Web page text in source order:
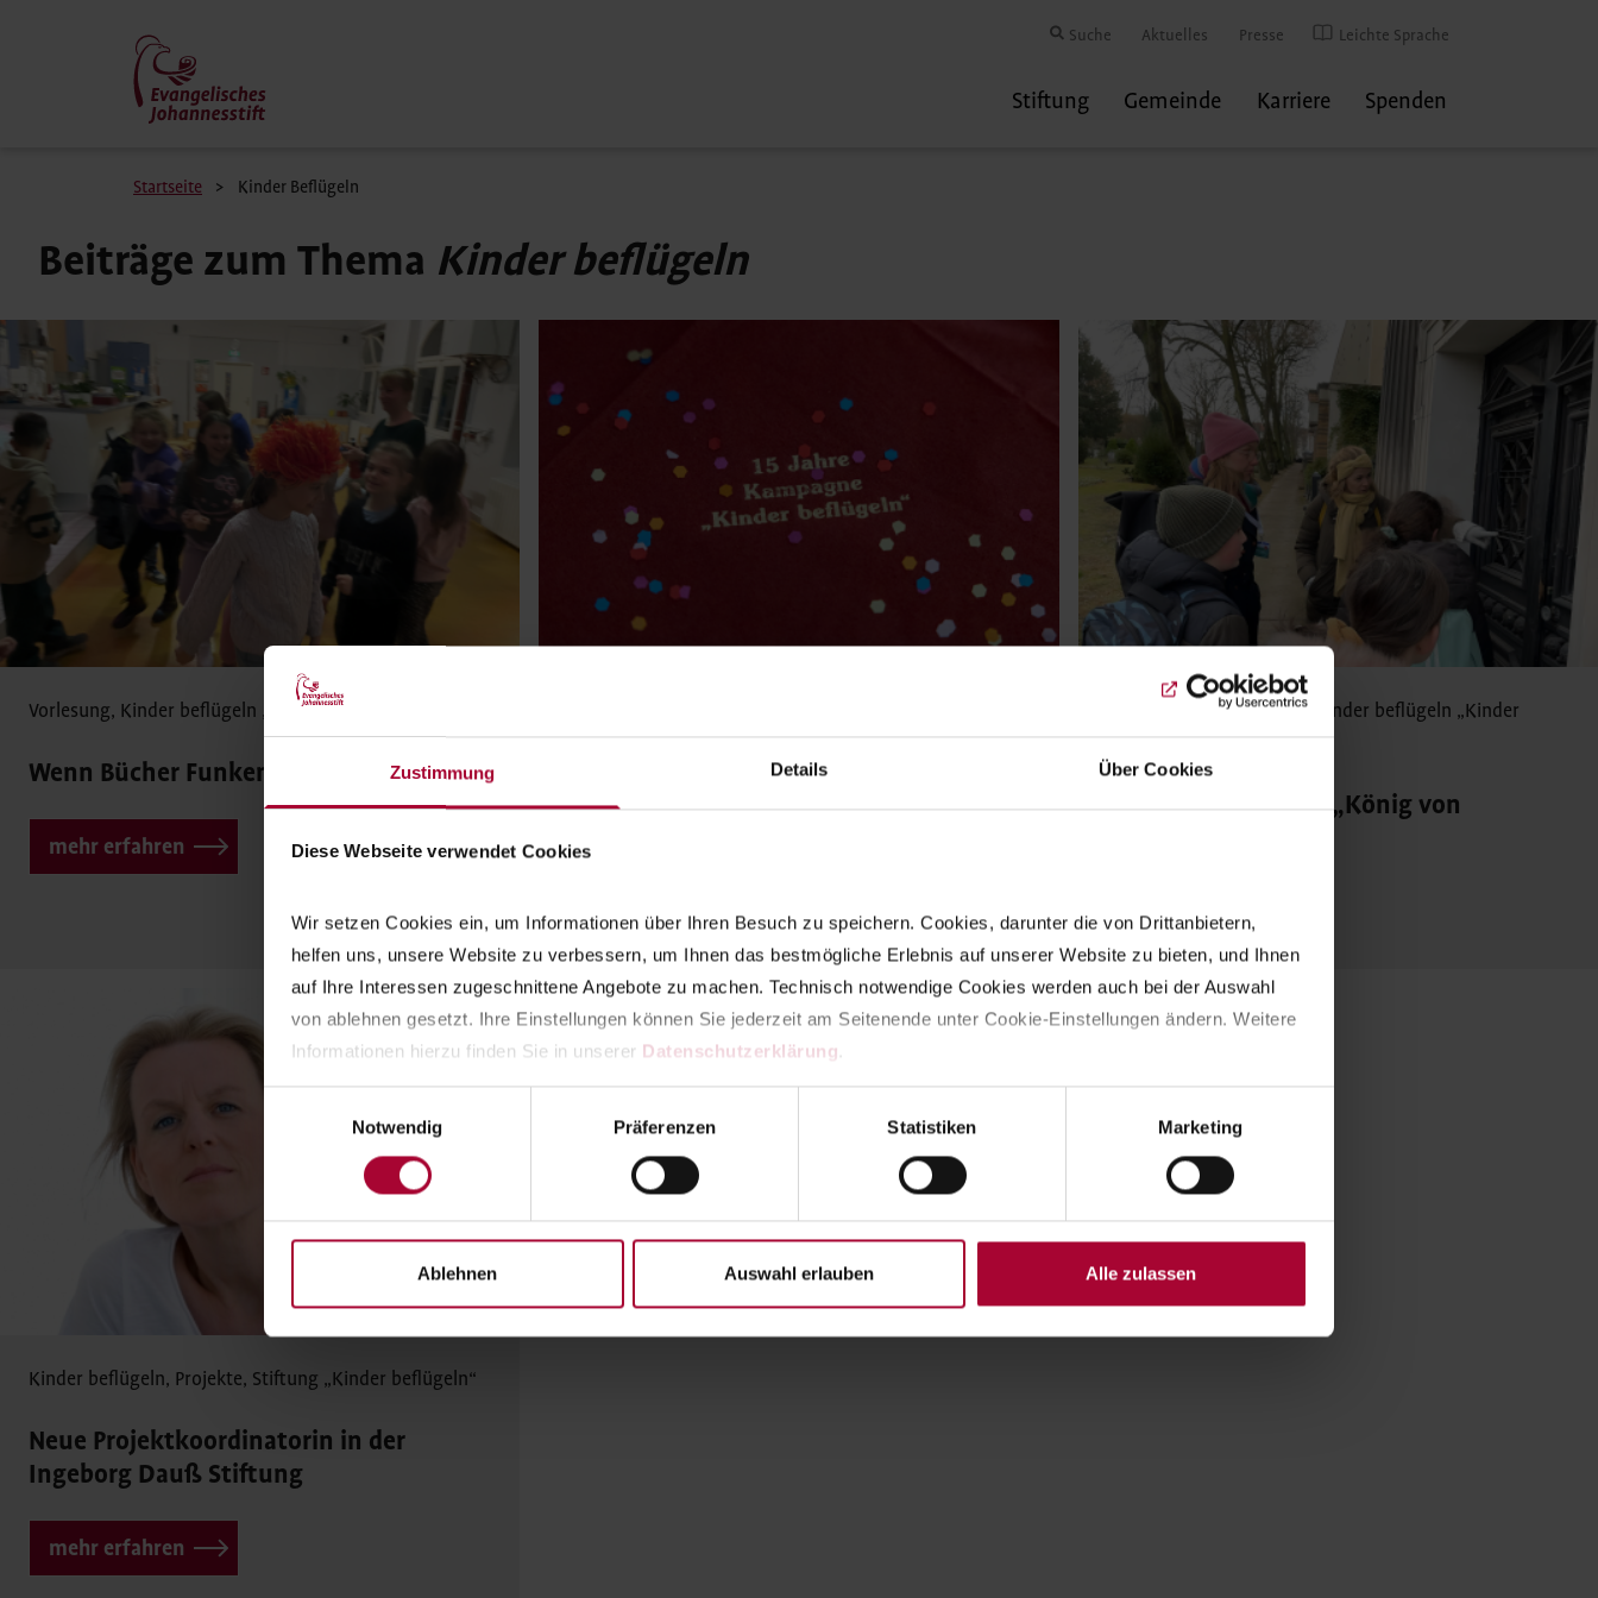
Zustimmung Details Über Cookies
Diese Webseite verwendet Cookies
Wir setzen Cookies ein, um Informationen über Ihren Besuch zu speichern. Cookies, darunter die von Drittanbietern,
helfen uns, unsere Website zu verbessern, um Ihnen das bestmögliche Erlebnis auf unserer Website zu bieten, und Ihnen
auf Ihre Interessen zugeschnittene Angebote zu machen. Technisch notwendige Cookies werden auch bei der Auswahl
von ablehnen gesetzt. Ihre Einstellungen können Sie jederzeit am Seitenende unter Cookie-Einstellungen ändern. Weitere
Informationen hierzu finden Sie in unserer Datenschutzerklärung.
Notwendig
Präferenzen Statistiken Marketing
Ablehnen Auswahl erlauben Alle zulassen
Suche Aktuelles Presse Leichte Sprache
Stiftung Gemeinde Karriere Spenden
Pfadnavigation
Startseite Kinder Beflügeln
Beiträge zum Thema Kinder beflügeln
Vorlesung, Kinder beflügeln „Kinder beflügeln“
Wenn Bücher Funken schlagen
mehr erfahren
„Kinder beflügeln“
Macht weiter so, die Kinder brauchen
euch.
mehr erfahren
Kinder- und Jugendhilfe, Kinder beflügeln „Kinder
beflügeln“
KulturPiloten beim „König von
mehr erfahren
Kinder beflügeln, Projekte, Stiftung „Kinder beflügeln“
Neue Projektkoordinatorin in der
Ingeborg Dauß Stiftung
mehr erfahren